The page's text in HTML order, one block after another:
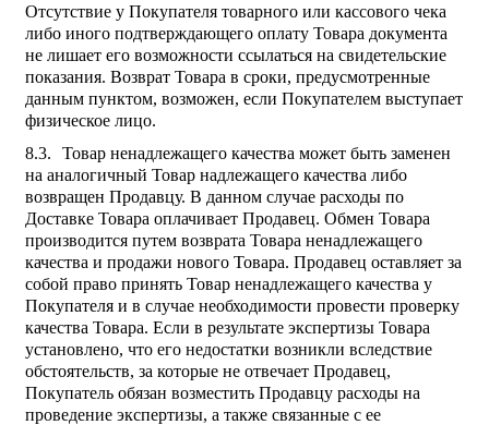
Отсутствие у Покупателя товарного или кассового чека
либо иного подтверждающего оплату Товара документа
не лишает его возможности ссылаться на свидетельские
показания. Возврат Товара в сроки, предусмотренные
данным пунктом, возможен, если Покупателем выступает
физическое лицо.
Товар ненадлежащего качества может быть заменен
на аналогичный Товар надлежащего качества либо
возвращен Продавцу. В данном случае расходы по
Доставке Товара оплачивает Продавец. Обмен Товара
производится путем возврата Товара ненадлежащего
качества и продажи нового Товара. Продавец оставляет за
собой право принять Товар ненадлежащего качества у
Покупателя и в случае необходимости провести проверку
качества Товара. Если в результате экспертизы Товара
установлено, что его недостатки возникли вследствие
обстоятельств, за которые не отвечает Продавец,
Покупатель обязан возместить Продавцу расходы на
проведение экспертизы, а также связанные с ее